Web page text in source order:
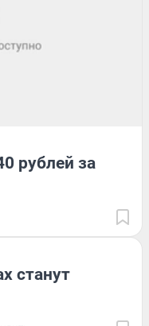
рублей за
станут